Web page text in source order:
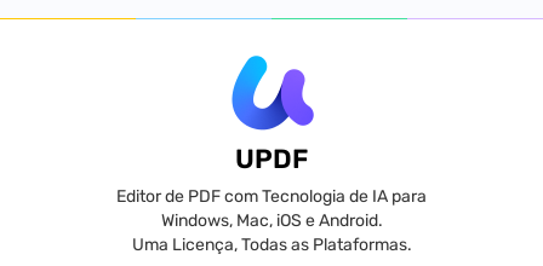
UPDF
Editor de PDF com Tecnologia de IA para
Windows, Mac, iOS e Android.
Uma Licença, Todas as Plataformas.